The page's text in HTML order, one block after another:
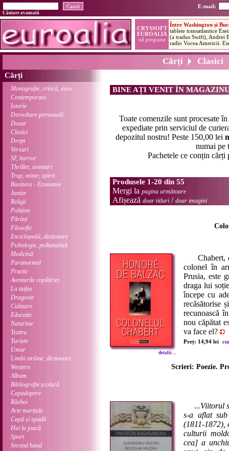
E-mail:
Căutare avansată
Cărți Clasici
Cărți
Monografie, critică, eseu
Contemporani
Istorie
Dezvoltare personală
Dosar
Clasici
Drept
Versuri
SF, horror
Thriller, aventuri
Trup, minte, spirit
Business - Economie
Junior
Religii
Polițiste
Părinți
Filosofie
Enciclopedii, dicționare
Psihologie, psihanaliză
Medicină
Paranormal
Practic
Aventurile copilăriei
La taifas
Dragoste
Culinare
Educație
Naturiste
Teatru
Turism
Umor
Limbi străine, dicționare
Western
Album
Bibliografie școlară
Capodopere
Război
Arte marțiale
Capă și spadă
Hai la joacă
Sport
Second hand
BINE AȚI VENIT ÎN
Toate comenzile sunt procesate în
expediate prin serviciul de
depozitul nostru! Peste 150,00 lei
numai pe
Pachetele ce conțin cărți
Produsele 1-20 din 55
Mergi la pagina următoare
Afișează doar titluri / doar imagini
detalii ...
Chabert,
colonel în
Prusia, este
draga lui
începe cu
recăsătorise
recunoască
nou căpătat
va face el?
Preț: 14,94 lei
Scrieri: Poezie.
...Viitorul
s-a aflat
(1811-1872),
culturii
cea] a